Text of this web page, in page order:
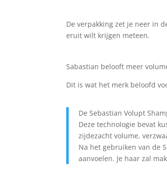
De verpakking zet je neer in
eruit wilt krijgen meteen.
Sabastian belooft meer
Dit is wat het merk beloofd
De Sebastian Volupt
Deze technologie bevat
zijdezacht volume,
Na het gebruiken van de
aanvoelen. Je haar zal